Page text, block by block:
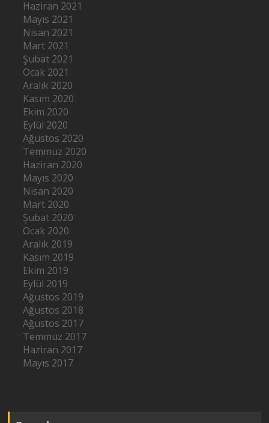
Haziran 2021
Mayıs 2021
Nisan 2021
Mart 2021
Şubat 2021
Ocak 2021
Aralık 2020
Kasım 2020
Ekim 2020
Eylül 2020
Ağustos 2020
Temmuz 2020
Haziran 2020
Mayıs 2020
Nisan 2020
Mart 2020
Şubat 2020
Ocak 2020
Aralık 2019
Kasım 2019
Ekim 2019
Eylül 2019
Ağustos 2019
Ağustos 2018
Ağustos 2017
Temmuz 2017
Haziran 2017
Mayıs 2017